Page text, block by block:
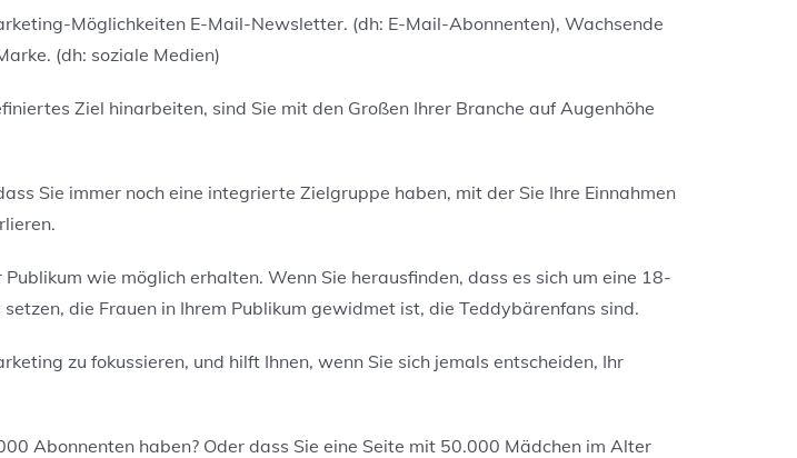
Möglichkeiten E-Mail-Newsletter. (dh: E-Mail-Abonnenten), Wachsende
(dh: soziale Medien)
Ziel hinarbeiten, sind Sie mit den Großen Ihrer Branche auf Augenhöhe
Sie immer noch eine integrierte Zielgruppe haben, mit der Sie Ihre Einnahmen
wie möglich erhalten. Wenn Sie herausfinden, dass es sich um eine 18-
die Frauen in Ihrem Publikum gewidmet ist, die Teddybärenfans sind.
zu fokussieren, und hilft Ihnen, wenn Sie sich jemals entscheiden, Ihr
Abonnenten haben? Oder dass Sie eine Seite mit 50.000 Mädchen im Alter